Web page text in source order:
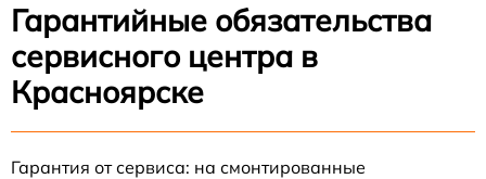
Гарантийные обязательства
сервисного центра в
Красноярске
Гарантия от сервиса: на смонтированные